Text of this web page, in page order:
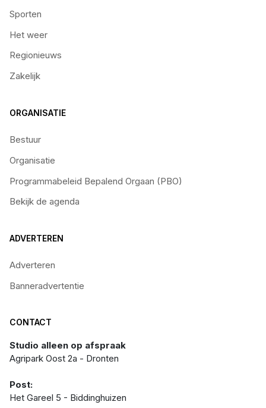
Sporten
Het weer
Regionieuws
Zakelijk
ORGANISATIE
Bestuur
Organisatie
Programmabeleid Bepalend Orgaan (PBO)
Bekijk de agenda
ADVERTEREN
Adverteren
Banneradvertentie
CONTACT
Studio alleen op afspraak
Agripark Oost 2a - Dronten
Post:
Het Gareel 5 - Biddinghuizen